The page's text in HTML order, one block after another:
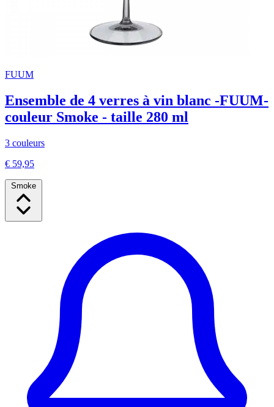
FUUM
Ensemble de 4 verres à vin blanc -FUUM-
couleur Smoke - taille 280 ml
3 couleurs
€ 59,95
Smoke